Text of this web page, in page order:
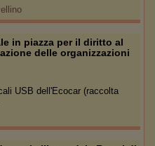
in piazza per il diritto al
delle organizzazioni
USB dell'Ecocar (raccolta